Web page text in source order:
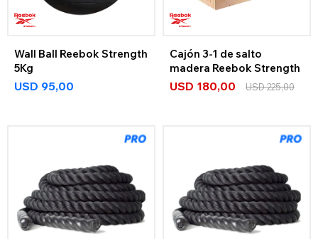
Wall Ball Reebok Strength
5Kg
USD 95,00
Cajón 3-1 de salto
madera Reebok Strength
USD 180,00 USD225,00